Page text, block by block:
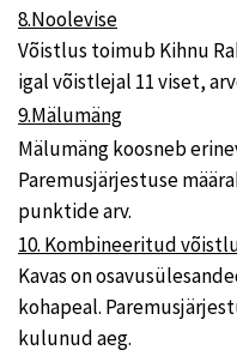
8.Noolevise
Võistlus toimub Kihnu
igal võistlejal 11 viset,
9.Mälumäng
Mälumäng koosneb
Paremusjärjestuse
punktide arv.
10. Kombineeritud
Kavas on
kohapeal.
kulunud aeg.